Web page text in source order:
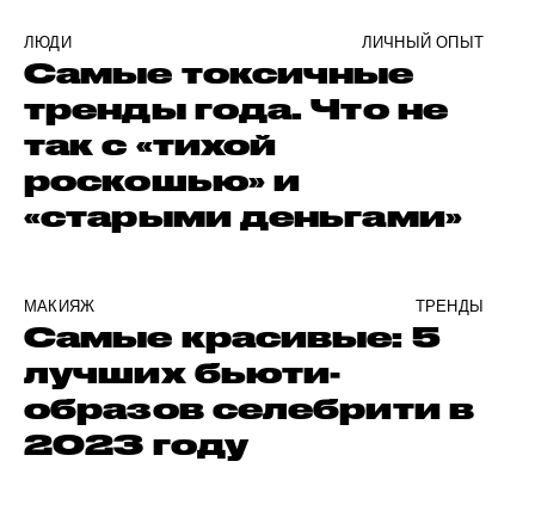
ЛЮДИ ЛИЧНЫЙ ОПЫТ
Самые токсичные
тренды года. Что не
так с «тихой
роскошью» и
«старыми деньгами»
МАКИЯЖ ТРЕНДЫ
Самые красивые: 5
лучших бьюти-
образов селебрити в
2023 году